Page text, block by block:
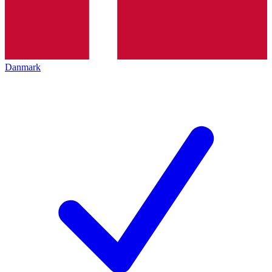
Danmark